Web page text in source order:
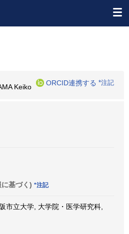
Keiko
ORCID連携する *注記
基づく) *注記
市立大学, 大学院・医学研究科,